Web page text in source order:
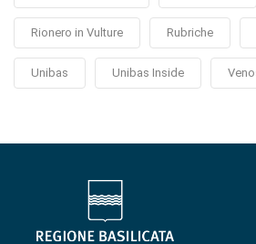
Rionero in Vulture Rubriche
Unibas Unibas Inside